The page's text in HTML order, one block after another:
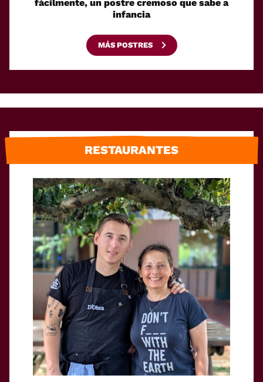
fácilmente, un postre cremoso que sabe a
infancia
MÁS POSTRES
RESTAURANTES